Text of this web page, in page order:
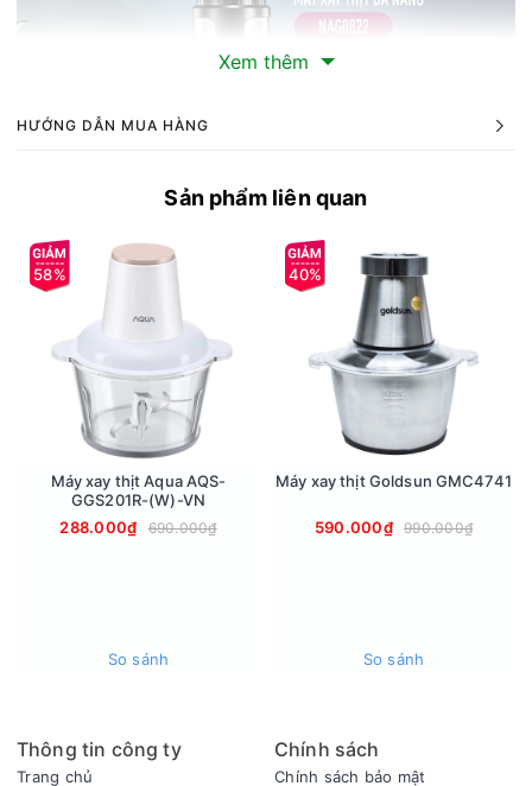
Máy còn được trang bị đệm cao su chống trơn trợt, hạn chế
chế rung lắc, giúp máy hoạt động ổn định và êm ái hơn.
Xem thêm
HƯỚNG DẪN MUA HÀNG
Sản phẩm liên quan
58%
Máy xay thịt Aqua AQS-
GGS201R-(W)-VN
288.000₫
690.000₫
So sánh
40%
Máy xay thịt Goldsun GMC4741
590.000₫ 990.000₫
So sánh
Thông tin công ty
Trang chủ
Chính sách
Chính sách bảo mật